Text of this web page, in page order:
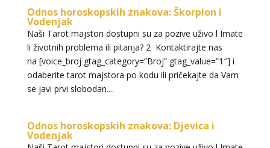
Odnos horoskopskih znakova: Škorpion i
Vodenjak
Naši Tarot majstori dostupni su za pozive uživo l Imate
li životnih problema ili pitanja? 2 Kontaktirajte nas
na [voice_broj gtag_category=”Broj” gtag_value=”1″] i
odaberite tarot majstora po kodu ili pričekajte da Vam
se javi prvi slobodan....
Odnos horoskopskih znakova: Djevica i
Vodenjak
tel:0,93€ - mob:1,12€ min
ELA / Kod 151
Tarot savjetnik je slobodan
shui numerologija, anđeoski brojevi, tumačenje snova,
rune, kristali, reiki, terapija bojama, anđeoske karte,